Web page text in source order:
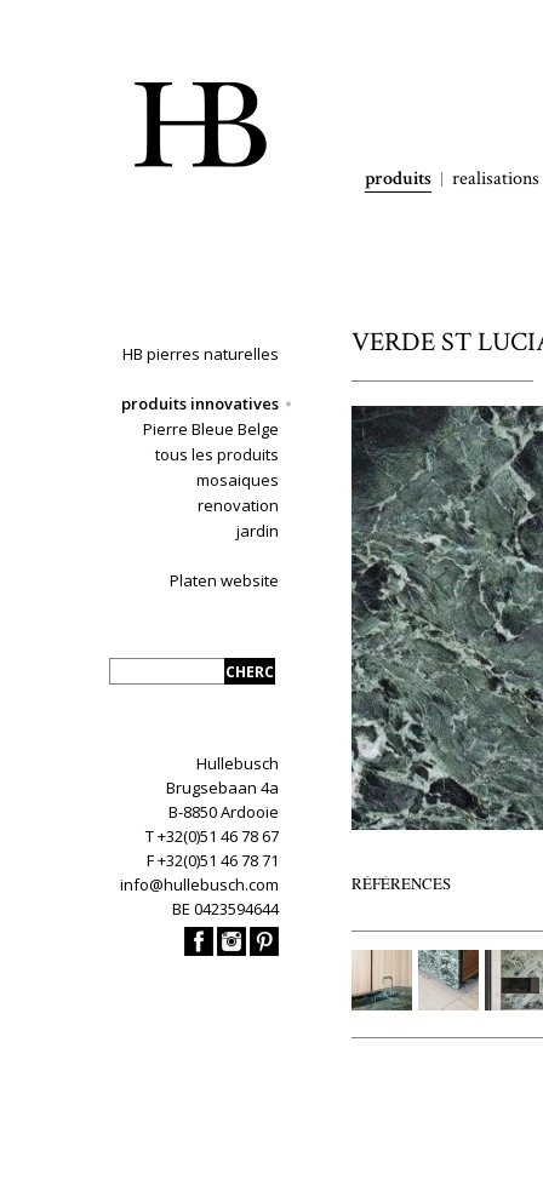
produits realisations
HB pierres naturelles
produits innovatives
Pierre Bleue Belge
tous les produits
mosaiques
renovation
jardin
Platen website
Hullebusch
Brugsebaan 4a
B-8850 Ardooie
T +32(0)51 46 78 67
F +32(0)51 46 78 71
info@hullebusch.com
BE 0423594644
VERDE ST
RÉFÉRENCES